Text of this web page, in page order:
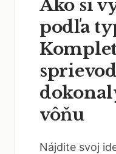
Ako si
podľa
vôňu
Nájdite svoj